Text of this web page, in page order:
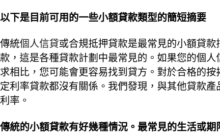
以下是目前可用的一些小額貸款類型的簡短摘要
傳統個人信貸或合規抵押貸款是最常見的小額貸
款，這是各種貸款計劃中最常見的。如果您的個
求相比，您可能會更容易找到貸方。對於合格的
定利率貸款都沒有關係。我們發現，與其他貸款
利率。
傳統的小額貸款有好幾種情況。最常見的生活或期